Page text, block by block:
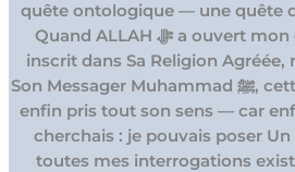
quête ontologique — une quête
Quand ALLAH ﷻ a ouvert mon cœur à la foi et m'a
inscrit dans Sa Religion
Son Messager Muhammad ﷺ, cette quête ontologique a
enfin pris tout son sens — car
cherchais : je pouvais poser
toutes mes interrogations